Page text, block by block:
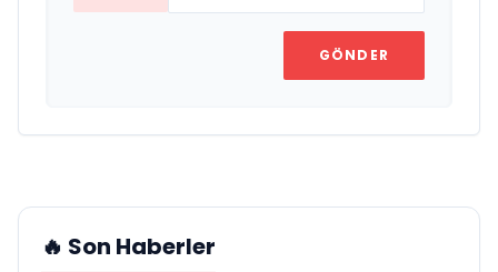
GÖNDER
🔥 Son Haberler